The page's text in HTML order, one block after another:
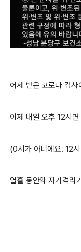
어제 받은 코로나 검사
이제 내일 오후 12시
(0시가 아니에요. 12
열흘 동안의 자가격리